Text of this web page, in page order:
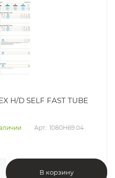
H/D SELF FAST TUBE
Арт.: 1080H69 04
В корзину